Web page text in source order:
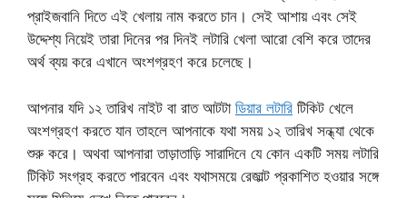
প্রাইজবানি দিতে এই খেলায় নাম করতে চান। সেই আশায় এবং সেই
উদ্দেশ্য নিয়েই তারা দিনের পর দিনই লটারি খেলা আরো বেশি করে তাদের
অর্থ ব্যয় করে এখানে অংশগ্রহণ করে চলেছে।
আপনার যদি ১২ তারিখ নাইট বা রাত আটটা ডিয়ার লটারি টিকিট খেলে
অংশগ্রহণ করতে যান তাহলে আপনাকে যথা সময় ১২ তারিখ সন্ধ্যা থেকে
শুরু করে। অথবা আপনারা তাড়াতাড়ি সারাদিনে যে কোন একটি সময় লটারি
টিকিট সংগ্রহ করতে পারবেন এবং যথাসময়ে রেজাল্ট প্রকাশিত হওয়ার সঙ্গে